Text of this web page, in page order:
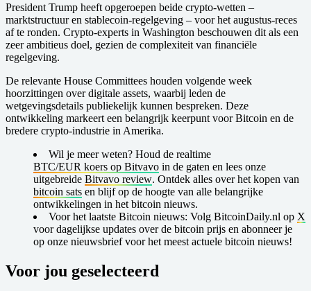
President Trump heeft opgeroepen beide crypto-wetten –
marktstructuur en stablecoin-regelgeving – voor het augustus-reces
af te ronden. Crypto-experts in Washington beschouwen dit als een
zeer ambitieus doel, gezien de complexiteit van financiële
regelgeving.
De relevante House Committees houden volgende week
hoorzittingen over digitale assets, waarbij leden de
wetgevingsdetails publiekelijk kunnen bespreken. Deze
ontwikkeling markeert een belangrijk keerpunt voor Bitcoin en de
bredere crypto-industrie in Amerika.
Wil je meer weten? Houd de realtime
BTC/EUR koers op Bitvavo in de gaten en lees onze
uitgebreide Bitvavo review. Ontdek alles over het kopen van
bitcoin sats en blijf op de hoogte van alle belangrijke
ontwikkelingen in het bitcoin nieuws.
Voor het laatste Bitcoin nieuws: Volg BitcoinDaily.nl op X
voor dagelijkse updates over de bitcoin prijs en abonneer je
op onze nieuwsbrief voor het meest actuele bitcoin nieuws!
Voor jou geselecteerd